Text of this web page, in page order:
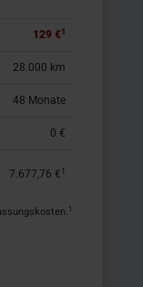
129 €1
28.000 km
48 Monate
0 €
7.677,76 € 1
1